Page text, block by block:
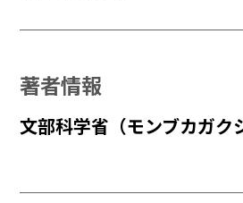
著者情報
文部科学省（モンブカガク